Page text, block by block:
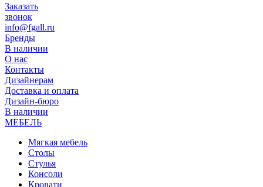
Заказать
звонок
info@fgall.ru
Бренды
В наличии
О нас
Контакты
Дизайнерам
Доставка и оплата
Дизайн-бюро
В наличии
МЕБЕЛЬ
Мягкая мебель
Столы
Стулья
Консоли
Кровати